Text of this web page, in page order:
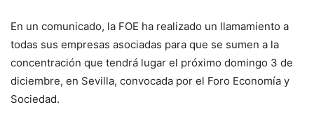
En un comunicado, la FOE ha realizado un llamamiento a
todas sus empresas asociadas para que se sumen a la
concentración que tendrá lugar el próximo domingo 3 de
diciembre, en Sevilla, convocada por el Foro Economía y
Sociedad.